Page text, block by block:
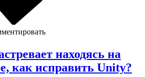
находясь на
как исправить Unity?